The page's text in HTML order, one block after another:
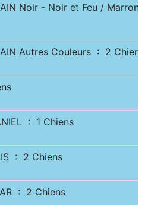
Noir - Noir et Feu / Marron
Autres Couleurs : 2 Chiens
: 1 Chiens
: 2 Chiens
: 2 Chiens